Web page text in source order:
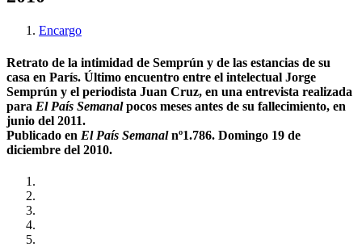
Encargo
Retrato de la intimidad de Semprún y de las estancias de su
casa en París. Último encuentro entre el intelectual Jorge
Semprún y el periodista Juan Cruz, en una entrevista realizada
para El País Semanalpocos meses antes de su fallecimiento, en
junio del 2011.
Publicado en El País Semanalnº1.786. Domingo 19 de
diciembre del 2010.